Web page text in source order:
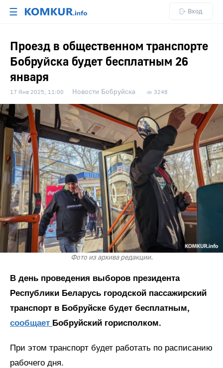
☰ Вход
Проезд в общественном транспорте
Бобруйска будет бесплатным 26
января
17 Янв 2025, 11:00 Новости Бобруйска 3248
Фото из архива редакции.
В день проведения выборов президента
Республики Беларусь городской пассажирский
транспорт в Бобруйске будет бесплатным,
сообщает Бобруйский горисполком.
При этом транспорт будет работать по расписанию
рабочего дня.